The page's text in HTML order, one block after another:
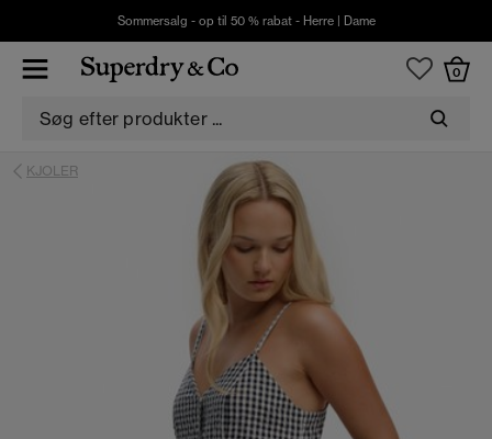
Sommersalg - op til 50 % rabat - Herre| Dame
0
KJOLER